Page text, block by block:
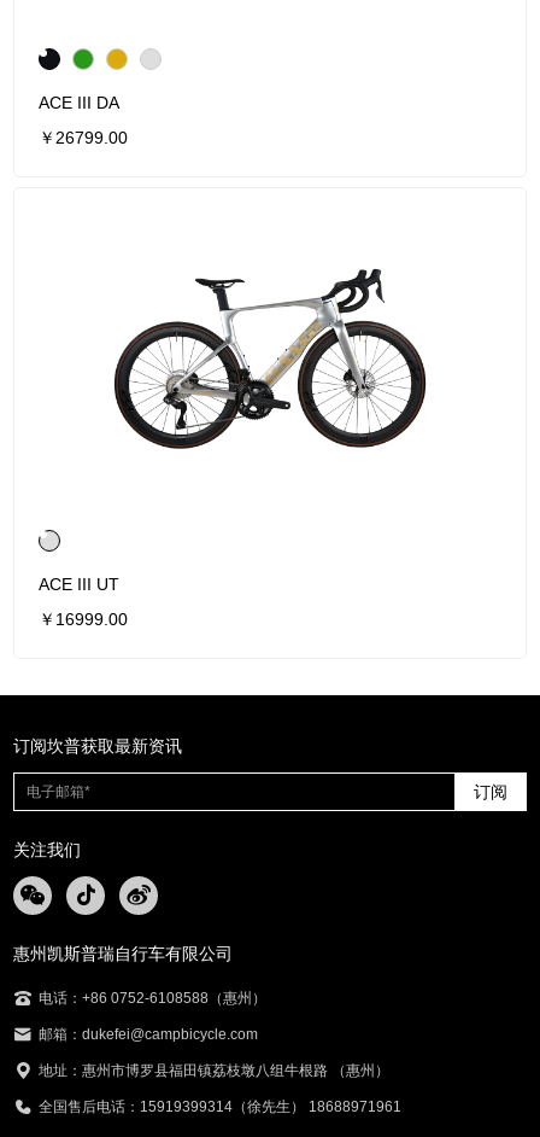
ACE III DA
￥26799.00
ACE III UT
￥16999.00
订阅坎普获取最新资讯
订阅
关注我们
惠州凯斯普瑞自行车有限公司
电话：+86 0752-6108588（惠州）
邮箱：dukefei@campbicycle.com
地址：惠州市博罗县福田镇荔枝墩八组牛根路 （惠州）
全国售后电话：15919399314（徐先生） 18688971961